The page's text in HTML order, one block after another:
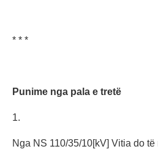
* * *
Punime nga pala e tretë
1.
Nga NS 110/35/10[kV] Vitia do të